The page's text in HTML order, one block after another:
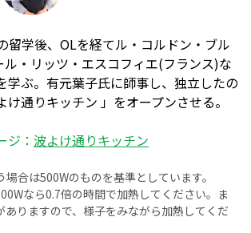
留学後、OLを経てル・コルドン・ブル
・リッツ・エスコフィエ(フランス)な
学ぶ。有元葉子氏に師事し、独立したの
け通りキッチン 」をオープンさせる。
： 波よけ通りキッチン
合は500Wのものを基準としています。
なら0.7倍の時間で加熱してください。ま
ありますので、様子をみながら加熱してくだ